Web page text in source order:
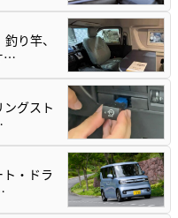
り竿、
…
グスト
・ドラ